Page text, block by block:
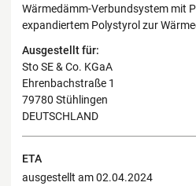
Wärmedämm-Verbundsystem mit
expandiertem Polystyrol zur
Ausgestellt für:
Sto SE & Co. KGaA
Ehrenbachstraße 1
79780 Stühlingen
DEUTSCHLAND
ETA
ausgestellt am 02.04.2024